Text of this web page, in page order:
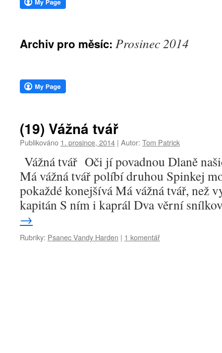
webu
Archiv pro měsíc: Prosinec 2014
(19) Vážná tvář
Publikováno 1. prosince, 2014 | Autor: Tom Patrick
Vážná tvář Oči jí povadnou Dlaně
Má vážná tvář políbí druhou Spinkej
pokaždé konejšívá Má vážná tvář, než
kapitán S ním i kaprál Dva věrní
→
Rubriky: Psanec Vandy Harden | 1 komentář